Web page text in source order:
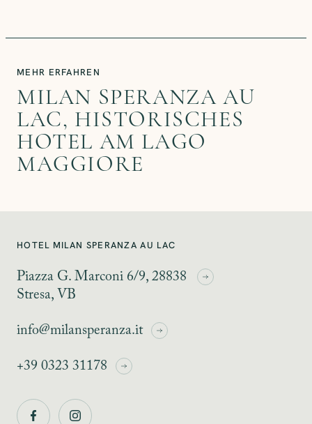
MEHR ERFAHREN
MILAN SPERANZA AU
LAC, HISTORISCHES
HOTEL AM LAGO
MAGGIORELAGO MAGGIORE
ZIMMER
HOTEL MILAN SPERANZA AU LAC
Piazza G. Marconi 6/9, 28838
Stresa, VB
info@milansperanza.it
+39 0323 31178